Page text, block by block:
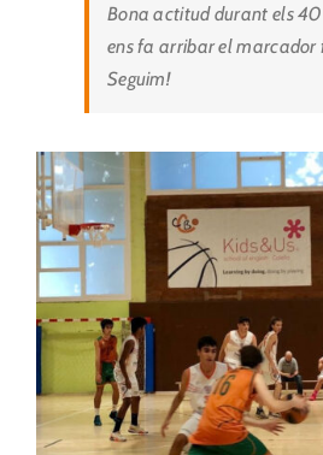
Bona actitud durant els
ens fa arribar el
Seguim!